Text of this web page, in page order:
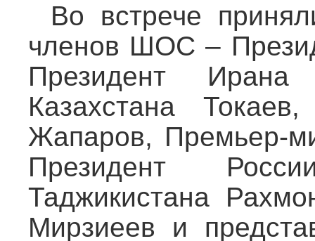
Во встрече
членов ШОС –
Президент Ирана
Казахстана
Жапаров, Премьер-
Президент
Таджикистана
Мирзиеев и